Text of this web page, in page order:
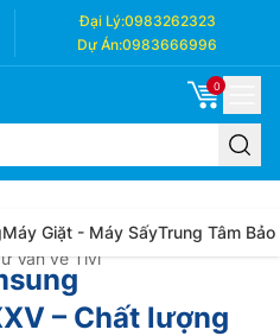
Đại Lý:0983262323
Dự Án:0983666996
0
Máy Giặt - Máy SấyTrung Tâm Bảo
Vấn về Tivi
– Chất lượng